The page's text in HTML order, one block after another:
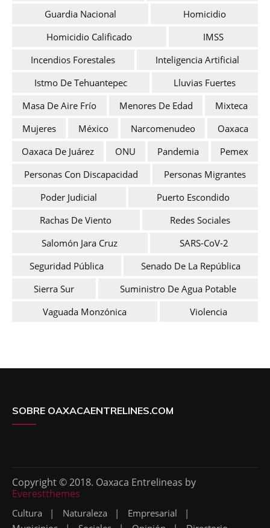
Guardia Nacional
Homicidio
Homicidio Calificado
IMSS
Incendios Forestales
Inteligencia Artificial
Istmo De Tehuantepec
Lluvias Fuertes
Masa De Aire Frío
Menores De Edad
Mixteca
Mujeres
México Narcomenudeo
Oaxaca
Oaxaca De Juárez
ONU Pandemia
Pemex
Personas Con Discapacidad
Personas Migrantes
Poder Judicial
Puerto Escondido
Rachas De Viento
Redes Sociales
Salomón Jara Cruz
SARS-CoV-2
Seguridad Pública
Senado De La República
Sierra Sur
Suministro De Agua Potable
Vaguada Monzónica
Violencia
SOBRE OAXACAENTRELINES.COM
Copyright © 2018. Oaxaca Entrelineas by
Everestthemes
Cultura Naturaleza
Empresarial